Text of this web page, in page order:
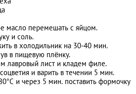
масло перемешать с яйцом.
и соль.
в холодильник на 30-40 мин.
в пищевую плёнку.
лавровый лист и кладем филе.
и варить в течении 5 мин.
°С и через 5 мин. поставить формочку